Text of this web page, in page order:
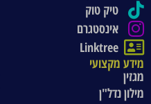
טיק טוק
אינסטגרם
Linktree
מידע מקצועי
מגזין
מילון נדל"ן